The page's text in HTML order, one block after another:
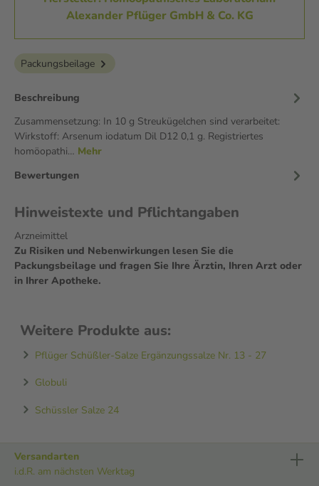
Alexander Pflüger GmbH & Co. KG
Packungsbeilage
Beschreibung
Zusammensetzung: In 10 g Streukügelchen sind verarbeitet:
Wirkstoff: Arsenum iodatum Dil D12 0,1 g. Registriertes
homöopathi… Mehr
Bewertungen
Hinweistexte und Pflichtangaben
Arzneimittel
Zu Risiken und Nebenwirkungen lesen Sie die
Packungsbeilage und fragen Sie Ihre Ärztin, Ihren Arzt oder
in Ihrer Apotheke.
Weitere Produkte aus:
Pflüger Schüßler-Salze Ergänzungssalze Nr. 13 - 27
Globuli
Schüssler Salze 24
Versandarten
i.d.R. am nächsten Werktag